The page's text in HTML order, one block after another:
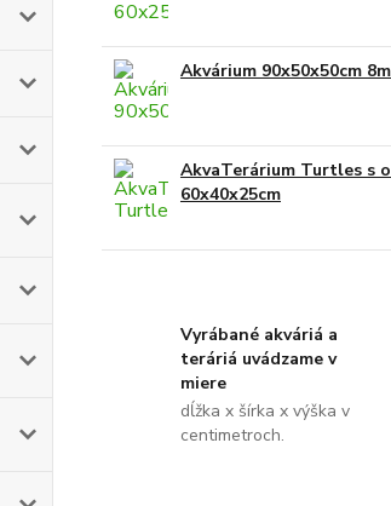
Akvárium 90x50x50cm
AkvaTerárium Turtles s
60x40x25cm
Vyrábané akváriá a
teráriá uvádzame v
miere
dĺžka x šírka x výška v
centimetroch.